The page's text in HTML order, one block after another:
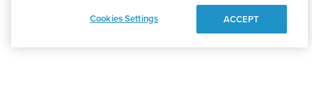
Cookies Settings ACCEPT